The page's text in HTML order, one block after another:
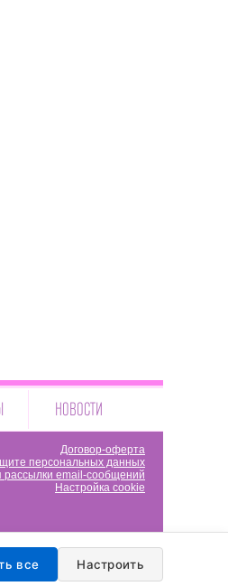
НОВОСТИ
Договор-оферта
персональных данных
рассылки email-сообщений
Настройка cookie
все Настроить